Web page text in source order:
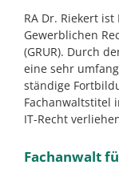
RA Dr. Riekert
Gewerblichen
(GRUR). Durch
eine sehr
ständige
Fachanwaltstitel
IT-Recht
Fachanwalt